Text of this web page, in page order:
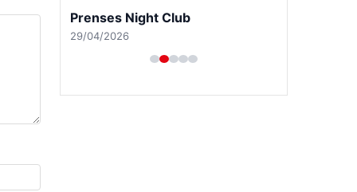
Prenses Night Club
29/04/2026